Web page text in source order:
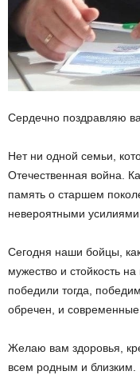
Сердечно поздравляю
Нет ни одной семьи,
Отечественная война.
память о старшем
невероятными
Сегодня наши бойцы,
мужество и стойкость
победили тогда,
обречен, и
Желаю вам здоровья,
всем родным и близким.